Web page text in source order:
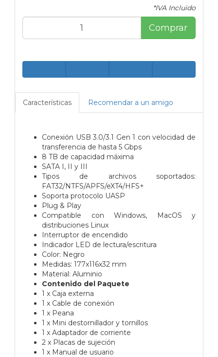
*IVA Incluido
Comprar
Características Recomendar a un amigo
Conexión USB 3.0/3.1 Gen 1 con velocidad de
transferencia de hasta 5 Gbps
8 TB de capacidad máxima
SATA I, II y III
Tipos de archivos soportados:
FAT32/NTFS/APFS/eXT4/HFS+
Soporta protocolo UASP
Plug & Play
Compatible con Windows, MacOS y
distribuciones Linux
Interruptor de encendido
Indicador LED de lectura/escritura
Color: Negro
Medidas: 177x116x32 mm
Material: Aluminio
Contenido del Paquete
1 x Caja externa
1 x Cable de conexión
1 x Peana
1 x Mini destornillador y tornillos
1 x Adaptador de corriente
2 x Placas de sujeción
1 x Manual de usuario